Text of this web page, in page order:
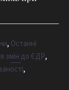
, Останні
змін до ЄДР,
,